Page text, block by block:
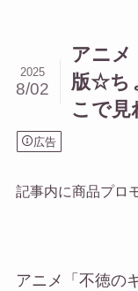
アニメ
版☆ち
こで見
2025
8/02
広告
記事内に商品プロ
アニメ「不徳の